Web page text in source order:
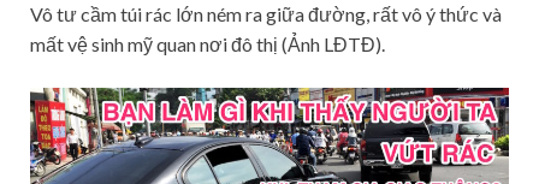
Vô tư cầm túi rác lớn ném ra giữa đường, rất vô ý thức và
mất vệ sinh mỹ quan nơi đô thị (Ảnh LĐTĐ).